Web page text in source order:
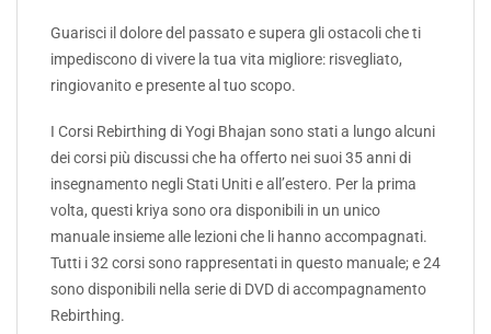
Guarisci il dolore del passato e supera gli ostacoli che ti
impediscono di vivere la tua vita migliore: risvegliato,
ringiovanito e presente al tuo scopo.
I Corsi Rebirthing di Yogi Bhajan sono stati a lungo alcuni
dei corsi più discussi che ha offerto nei suoi 35 anni di
insegnamento negli Stati Uniti e all’estero. Per la prima
volta, questi kriya sono ora disponibili in un unico
manuale insieme alle lezioni che li hanno accompagnati.
Tutti i 32 corsi sono rappresentati in questo manuale; e 24
sono disponibili nella serie di DVD di accompagnamento
Rebirthing.